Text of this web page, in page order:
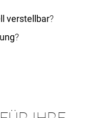
verstellbar?
?